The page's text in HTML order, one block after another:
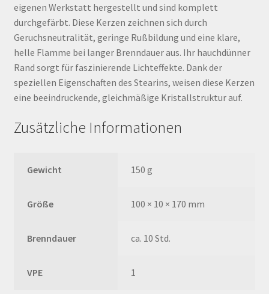
eigenen Werkstatt hergestellt und sind komplett
durchgefärbt. Diese Kerzen zeichnen sich durch
Geruchsneutralität, geringe Rußbildung und eine klare,
helle Flamme bei langer Brenndauer aus. Ihr hauchdünner
Rand sorgt für faszinierende Lichteffekte. Dank der
speziellen Eigenschaften des Stearins, weisen diese Kerzen
eine beeindruckende, gleichmäßige Kristallstruktur auf.
Zusätzliche Informationen
Gewicht 150 g
Größe 100 × 10 × 170 mm
Brenndauer ca. 10 Std.
VPE 1